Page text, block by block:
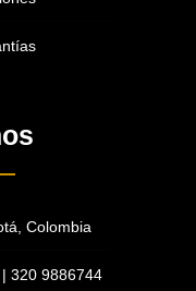
Colombia
320 9886744